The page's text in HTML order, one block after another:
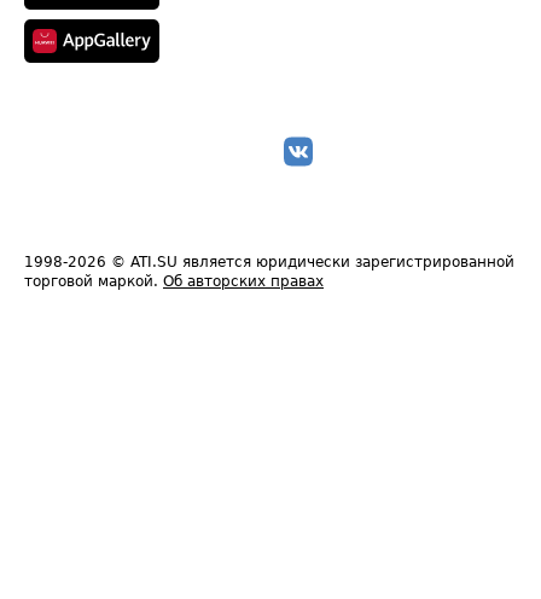
1998-2026 © ATI.SU является юридически зарегистрированной
торговой маркой. Об авторских правах